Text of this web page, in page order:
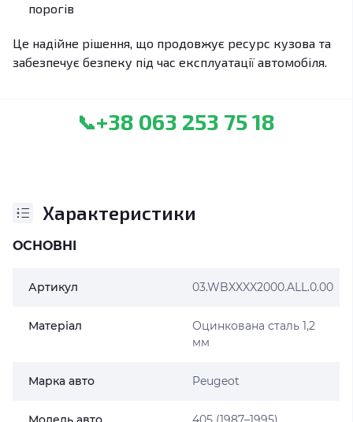
порогів
Це надійне рішення, що продовжує ресурс кузова та
забезпечує безпеку під час експлуатації автомобіля.
📞+38 063 253 75 18
Характеристики
ОСНОВНІ
Артикул 03.WBXXXX2000.ALL.0.00
Матеріал
Оцинкована сталь 1,2
мм
Марка авто Peugeot